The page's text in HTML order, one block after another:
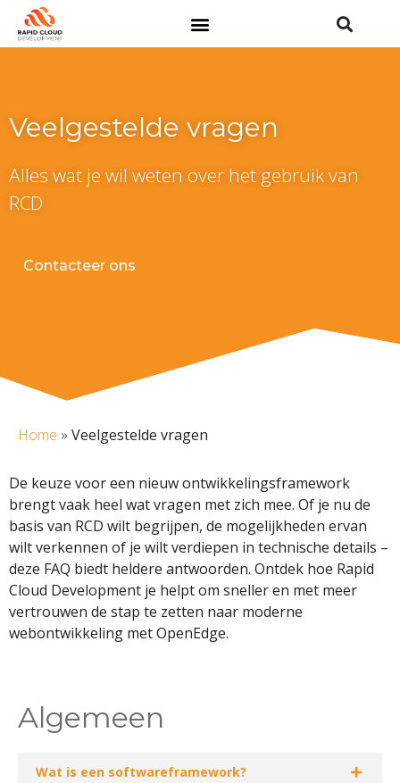
Veelgestelde vragen
Alles wat je wil weten over het gebruik van
RCD
Contacteer ons
Home » Veelgestelde vragen
De keuze voor een nieuw ontwikkelingsframework
brengt vaak heel wat vragen met zich mee. Of je nu de
basis van RCD wilt begrijpen, de mogelijkheden ervan
wilt verkennen of je wilt verdiepen in technische details –
deze FAQ biedt heldere antwoorden. Ontdek hoe Rapid
Cloud Development je helpt om sneller en met meer
vertrouwen de stap te zetten naar moderne
webontwikkeling met OpenEdge.
Algemeen
Wat is een softwareframework?